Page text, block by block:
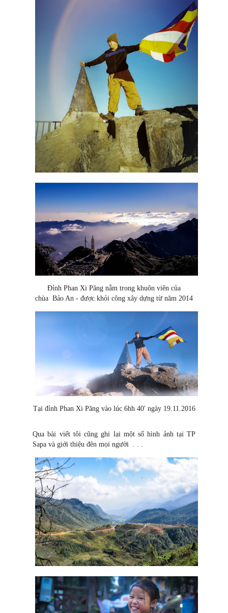
Đỉnh Phan Xi Păng nằm trong khuôn viên của
chùa Bảo An - được khỏi công xây dựng từ năm 2014
Tại đỉnh Phan Xi Păng vào lúc 6hh 40' ngày 19.11.2016
Qua bài viết tôi cũng ghi lại một số hình ảnh tại TP
Sapa và giới thiệu đên mọi người . . .